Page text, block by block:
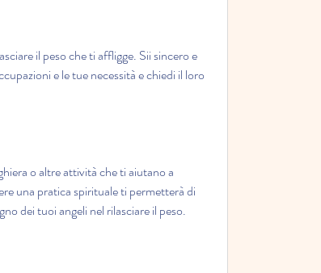
e le tue necessità e chiedi il loro
o altre attività che ti aiutano a
una pratica spirituale ti permetterà di
dei tuoi angeli nel rilasciare il peso.